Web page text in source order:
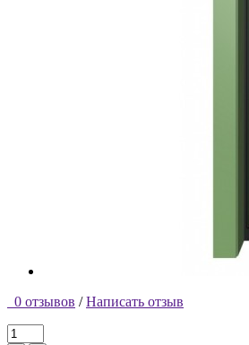
0 отзывов / Написать отзыв